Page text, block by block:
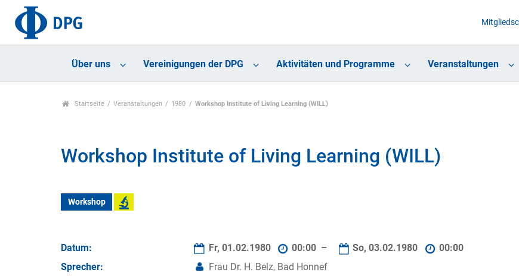
Über uns Vereinigungen der DPG Aktivitäten und Programme Veranstaltungen
Startseite Veranstaltungen 1980 Workshop Institute of Living Learning (WILL)
Workshop Institute of Living Learning (WILL)
Workshop
Datum: Fr, 01.02.1980 00:00 – So, 03.02.1980
00:00
Sprecher:
Frau Dr. H. Belz, Bad Honnef